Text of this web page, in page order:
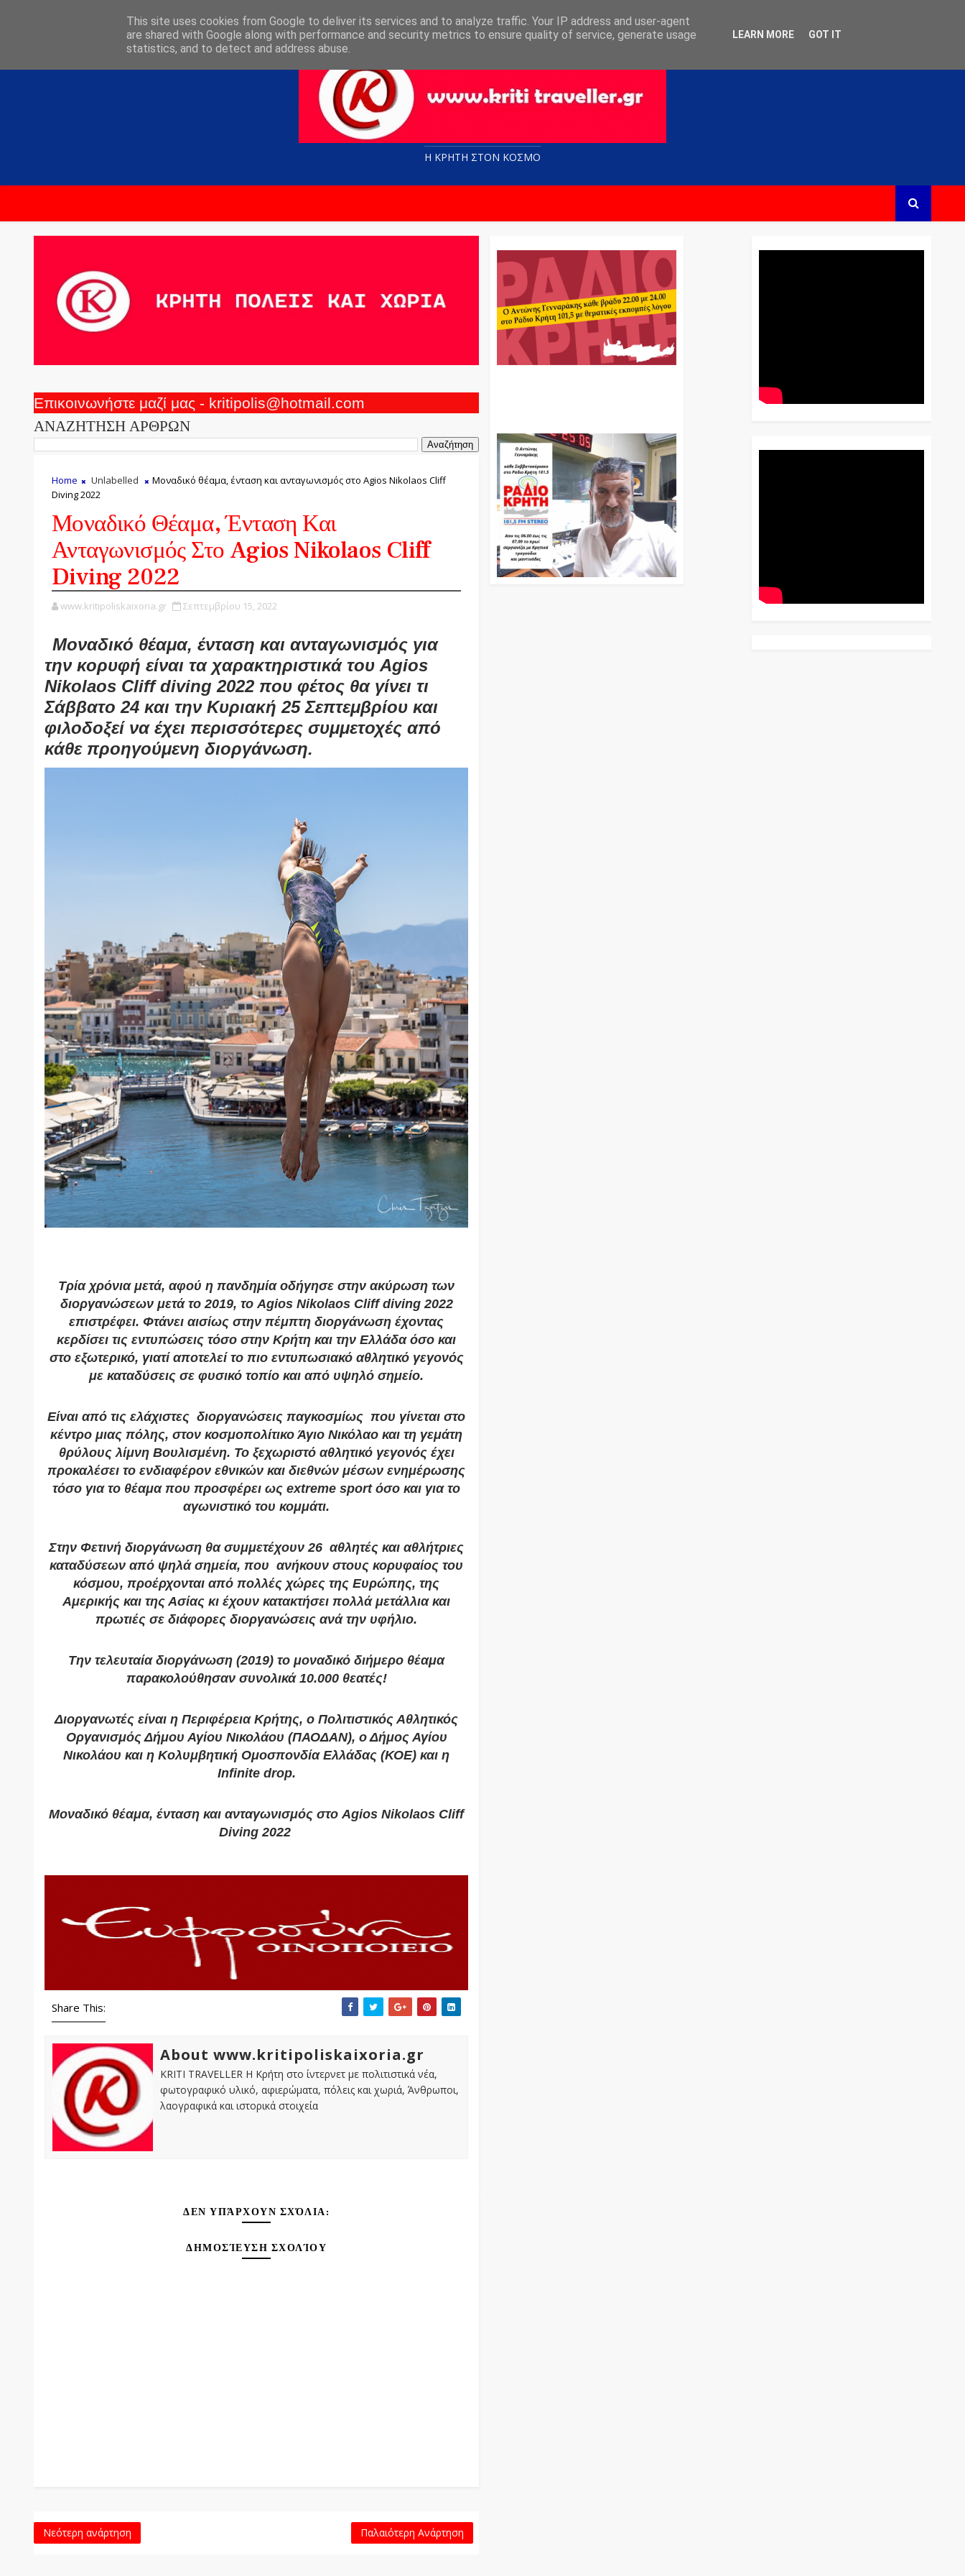
Η ΚΡΗΤΗ ΣΤΟN KOΣΜΟ
Επικοινωνήστε μαζί μας - kritipolis@hotmail.com
ΑΝΑΖΗΤΗΣΗ ΑΡΘΡΩΝ
Home Unlabelled
Μοναδικό θέαμα, ένταση και ανταγωνισμός στο Agios Nikolaos Cliff
Diving 2022
Μοναδικό Θέαμα, Ένταση Και
Ανταγωνισμός Στο Agios Nikolaos Cliff
Diving 2022
www.kritipoliskaixoria.gr Σεπτεμβρίου 15, 2022
Μοναδικό θέαμα, ένταση και ανταγωνισμός για
την κορυφή είναι τα χαρακτηριστικά του Agios
Nikolaos Cliff diving 2022 που φέτος θα γίνει τι
Σάββατο 24 και την Κυριακή 25 Σεπτεμβρίου και
φιλοδοξεί να έχει περισσότερες συμμετοχές από
κάθε προηγούμενη διοργάνωση.
Τρία χρόνια μετά, αφού η πανδημία οδήγησε στην ακύρωση των
διοργανώσεων μετά το 2019, το Agios Nikolaos Cliff diving 2022
επιστρέφει. Φτάνει αισίως στην πέμπτη διοργάνωση έχοντας
κερδίσει τις εντυπώσεις τόσο στην Κρήτη και την Ελλάδα όσο και
στο εξωτερικό, γιατί αποτελεί το πιο εντυπωσιακό αθλητικό γεγονός
με καταδύσεις σε φυσικό τοπίο και από υψηλό σημείο.
Είναι από τις ελάχιστες διοργανώσεις παγκοσμίως που γίνεται στο
κέντρο μιας πόλης, στον κοσμοπολίτικο Άγιο Νικόλαο και τη γεμάτη
θρύλους λίμνη Βουλισμένη. Το ξεχωριστό αθλητικό γεγονός έχει
προκαλέσει το ενδιαφέρον εθνικών και διεθνών μέσων ενημέρωσης
τόσο για το θέαμα που προσφέρει ως extreme sport όσο και για το
αγωνιστικό του κομμάτι.
Στην Φετινή διοργάνωση θα συμμετέχουν 26 αθλητές και αθλήτριες
καταδύσεων από ψηλά σημεία, που ανήκουν στους κορυφαίος του
κόσμου, προέρχονται από πολλές χώρες της Ευρώπης, της
Αμερικής και της Ασίας κι έχουν κατακτήσει πολλά μετάλλια και
πρωτιές σε διάφορες διοργανώσεις ανά την υφήλιο.
Την τελευταία διοργάνωση (2019) το μοναδικό διήμερο θέαμα
παρακολούθησαν συνολικά 10.000 θεατές!
Διοργανωτές είναι η Περιφέρεια Κρήτης, ο Πολιτιστικός Αθλητικός
Οργανισμός Δήμου Αγίου Νικολάου (ΠΑΟΔΑΝ), ο Δήμος Αγίου
Νικολάου και η Κολυμβητική Ομοσπονδία Ελλάδας (ΚΟΕ) και η
Infinite drop.
Μοναδικό θέαμα, ένταση και ανταγωνισμός στο Agios Nikolaos Cliff
Diving 2022
Share This:
About www.kritipoliskaixoria.gr
KRITI TRAVELLER Η Κρήτη στο ίντερνετ με πολιτιστικά νέα,
φωτογραφικό υλικό, αφιερώματα, πόλεις και χωριά, Άνθρωποι,
λαογραφικά και ιστορικά στοιχεία
ΔΕΝ ΥΠΆΡΧΟΥΝ ΣΧΌΛΙΑ:
ΔΗΜΟΣΊΕΥΣΗ ΣΧΟΛΊΟΥ
Νεότερη ανάρτηση Παλαιότερη Ανάρτηση
This site uses cookies from Google to deliver its services and to analyze traffic. Your IP address and user-agent
are shared with Google along with performance and security metrics to ensure quality of service, generate usage
statistics, and to detect and address abuse.
LEARN MORE GOT IT